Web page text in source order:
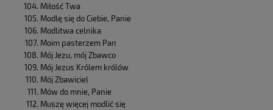
Miłość Twa
Modlę się do Ciebie, Panie
Modlitwa celnika
Moim pasterzem Pan
Mój Jezu, mój Zbawco
Mój Jezus Królem królów
Mój Zbawiciel
Mów do mnie, Panie
Muszę więcej modlić się